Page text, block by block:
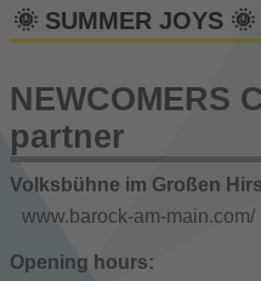
🌞 SUMMER JOYS 🌞
NEWCOMERS
partner
Volksbühne im Großen
www.barock-am-main.com/
Opening hours: